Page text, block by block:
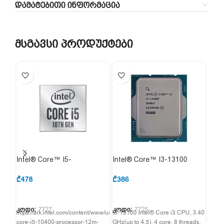
ᲓᲐᲛᲐᲢᲔᲑᲘᲗᲘ ᲘᲜᲤᲝᲠᲛᲐᲪᲘᲐ
მსგავსი პროდუქტები
Intel® Core™ I5-
₾478
კოდი: 7727
https://ark.intel.com/content/www/us/en/ark/products/199271/intel-
core-i5-10400-processor-12m-
Intel® Core™ I3-13100
₾386
კოდი:7725
i3-13100 Intel® Core i3 CPU, 3.40
GHz(up to 4.5), 4 core, 8 threads,